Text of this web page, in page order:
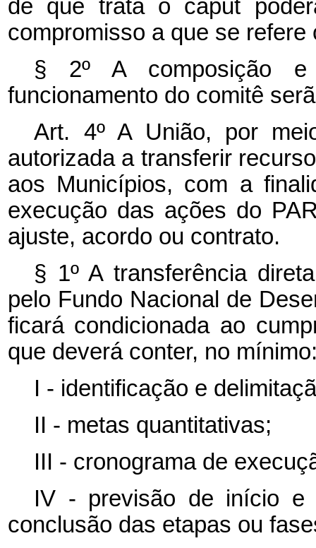
de que trata o caput
compromisso a que se refere
§ 2º A composição
funcionamento do comitê
Art. 4º A União, por
autorizada a transferir
aos Municípios, com a
execução das ações do
ajuste, acordo ou contrato.
§ 1º A transferência
pelo Fundo Nacional de
ficará condicionada ao
que deverá conter, no
I - identificação e
II - metas quantitativas;
III - cronograma de
IV - previsão de início
conclusão das etapas ou